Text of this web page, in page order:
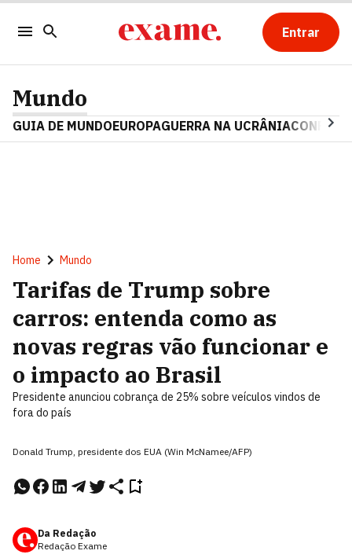
Entrar
Mundo
GUIA DE MUNDOEUROPAGUERRA NA UCRÂNIA
Home Mundo
Tarifas de Trump sobre
carros: entenda como as
novas regras vão funcionar e
o impacto ao Brasil
Presidente anunciou cobrança de 25% sobre veículos vindos de
fora do país
Donald Trump, presidente dos EUA (Win McNamee/AFP)
Da Redação
Redação Exame